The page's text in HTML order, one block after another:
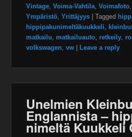
Vintage ,Voima-Vahtila ,Voimafoto
Ympäristö ,Yrittäjyys |Tagged
hippipakunimeltäkuukkeli
matkailu
matkailuauto retkeily
volkswagen ,vw | Leave a reply
Unelmien
Englannista –
nimeltä Kuukkeli